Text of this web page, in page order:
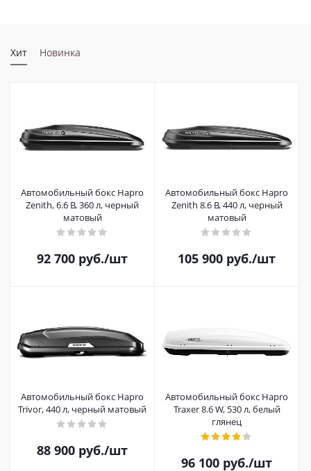
Хит Новинка
Автомобильный бокс Hapro
Zenith, 6.6 B, 360 л, черный
матовый
92 700 руб./шт
Автомобильный бокс Hapro
Zenith 8.6 B, 440 л, черный
матовый
105 900 руб./шт
Автомобильный бокс Hapro
Trivor, 440 л, черный матовый
88 900 руб./шт
Автомобильный бокс Hapro
Traxer 8.6 W, 530 л, белый
глянец
96 100 руб./шт